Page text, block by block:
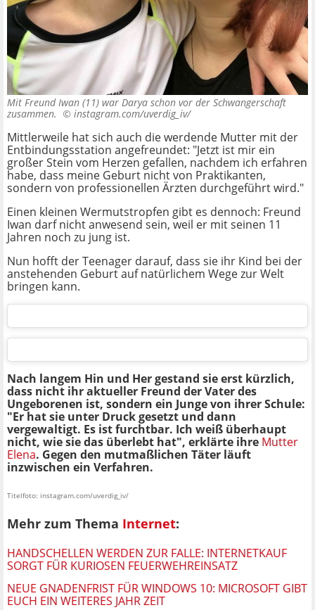
Mit Freund Iwan (11) war Darya schon vor der Schwangerschaft
zusammen. © instagram.com/uverdig_iv/
Mittlerweile hat sich auch die werdende Mutter mit der
Entbindungsstation angefreundet: "Jetzt ist mir ein
großer Stein vom Herzen gefallen, nachdem ich erfahren
habe, dass meine Geburt nicht von Praktikanten,
sondern von professionellen Ärzten durchgeführt wird."
Einen kleinen Wermutstropfen gibt es dennoch: Freund
Iwan darf nicht anwesend sein, weil er mit seinen 11
Jahren noch zu jung ist.
Nun hofft der Teenager darauf, dass sie ihr Kind bei der
anstehenden Geburt auf natürlichem Wege zur Welt
bringen kann.
Nach langem Hin und Her gestand sie erst kürzlich,
dass nicht ihr aktueller Freund der Vater des
Ungeborenen ist, sondern ein Junge von ihrer Schule:
"Er hat sie unter Druck gesetzt und dann
vergewaltigt. Es ist furchtbar. Ich weiß überhaupt
nicht, wie sie das überlebt hat", erklärte ihre Mutter
Elena. Gegen den mutmaßlichen Täter läuft
inzwischen ein Verfahren.
Titelfoto: instagram.com/uverdig_iv/
Mehr zum Thema Internet:
HANDSCHELLEN WERDEN ZUR FALLE: INTERNETKAUF
SORGT FÜR KURIOSEN FEUERWEHREINSATZ
NEUE GNADENFRIST FÜR WINDOWS 10: MICROSOFT GIBT
EUCH EIN WEITERES JAHR ZEIT